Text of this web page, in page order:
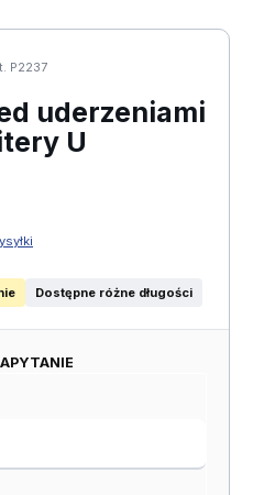
P2237
uderzeniami
U
Dostępne różne długości